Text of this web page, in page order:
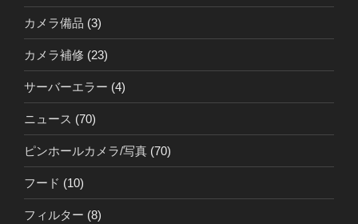
カメラ備品 (3)
カメラ補修 (23)
サーバーエラー (4)
ニュース (70)
ピンホールカメラ/写真 (70)
フード (10)
フィルター (8)